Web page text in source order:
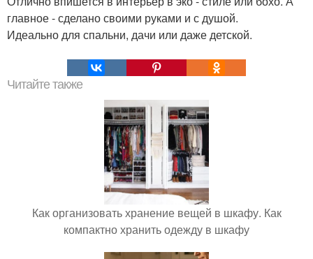
главное - сделано своими руками и с душой.
Идеально для спальни, дачи или даже детской.
Читайте также
Как организовать хранение вещей в шкафу. Как
компактно хранить одежду в шкафу